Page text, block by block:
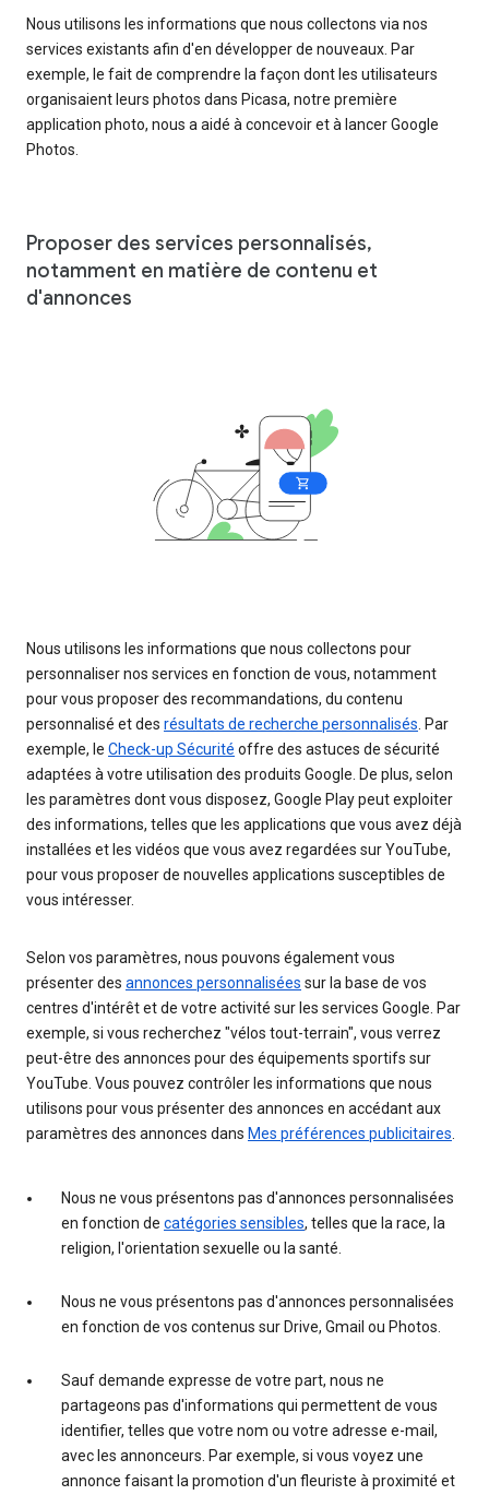
Nous utilisons les informations que nous collectons via nos
services existants afin d'en développer de nouveaux. Par
exemple, le fait de comprendre la façon dont les utilisateurs
organisaient leurs photos dans Picasa, notre première
application photo, nous a aidé à concevoir et à lancer Google
Photos.
Proposer des services personnalisés,
notamment en matière de contenu et
d'annonces
Nous utilisons les informations que nous collectons pour
personnaliser nos services en fonction de vous, notamment
pour vous proposer des recommandations, du contenu
personnalisé et des résultats de recherche personnalisés . Par
exemple, le Check-up Sécurité offre des astuces de sécurité
adaptées à votre utilisation des produits Google. De plus, selon
les paramètres dont vous disposez, Google Play peut exploiter
des informations, telles que les applications que vous avez déjà
installées et les vidéos que vous avez regardées sur YouTube,
pour vous proposer de nouvelles applications susceptibles de
vous intéresser.
Selon vos paramètres, nous pouvons également vous
présenter des annonces personnalisées sur la base de vos
centres d'intérêt et de votre activité sur les services Google. Par
exemple, si vous recherchez "vélos tout-terrain", vous verrez
peut-être des annonces pour des équipements sportifs sur
YouTube. Vous pouvez contrôler les informations que nous
utilisons pour vous présenter des annonces en accédant aux
paramètres des annonces dans Mes préférences publicitaires
Nous ne vous présentons pas d'annonces personnalisées
en fonction de catégories sensibles, telles que la race, la
religion, l'orientation sexuelle ou la santé.
Nous ne vous présentons pas d'annonces personnalisées
en fonction de vos contenus sur Drive, Gmail ou Photos.
Sauf demande expresse de votre part, nous ne
partageons pas d'informations qui permettent de vous
identifier, telles que votre nom ou votre adresse e-mail,
avec les annonceurs. Par exemple, si vous voyez une
annonce faisant la promotion d'un fleuriste à proximité et